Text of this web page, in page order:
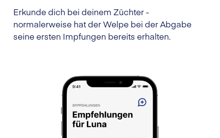
Erkunde dich bei deinem Züchter -
normalerweise hat der Welpe bei der Abgabe
seine ersten Impfungen bereits erhalten.